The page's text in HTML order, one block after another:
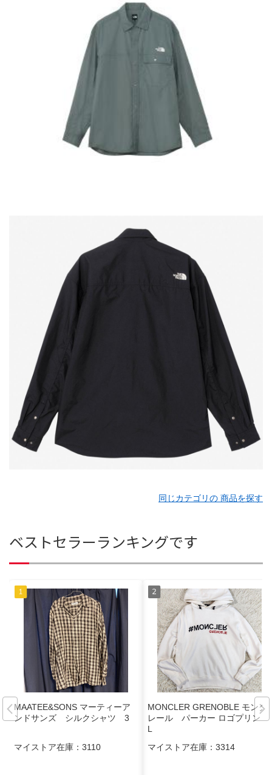
同じカテゴリの 商品を探す
ベストセラーランキングです
MAATEE&SONS マーティーア
ンドサンズ シルクシャツ 3
マイストア在庫： 3110
MONCLER GRENOBLE モンク
レール パーカー ロゴプリント
L
マイストア在庫： 3314